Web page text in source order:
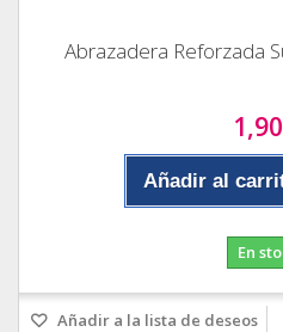
Abrazadera Reforzada
Añadir al
En
Añadir a la lista de deseos